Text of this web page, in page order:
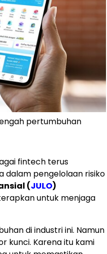
pertumbuhan
fintech terus
dalam pengelolaan risiko
(JULO)
untuk menjaga
di industri ini. Namun
kunci. Karena itu kami